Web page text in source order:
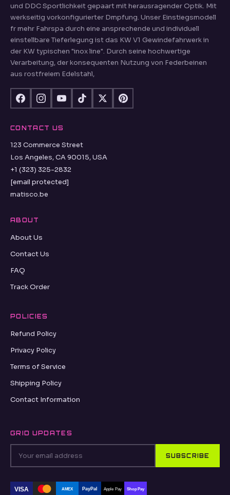
und DDC Sportlichkeit gepaart mit herausragender Optik. Mit
werkseitig vorkonfigurierter Dmpfung. Unser Einstiegsmodell
fr mehr Fahrspa durch eine ansprechende und individuell
einstellbare Tieferlegung ist das KW V1 Gewindefahrwerk in
der KW typischen "inox line". Durch seine hochwertige
Verarbeitung, der konsequenten Nutzung von Federbeinen
aus rostfreiem Edelstahl,
CONTACT US
123 Commerce Street
Los Angeles, CA 90015, USA
+1 (323) 325-2832
[email protected]
matisco.be
ABOUT
About Us
Contact Us
FAQ
Track Order
POLICIES
Refund Policy
Privacy Policy
Terms of Service
Shipping Policy
Contact Information
GRID UPDATES
SUBSCRIBE
VISA AMEX PayPal Apple Pay Shop Pay